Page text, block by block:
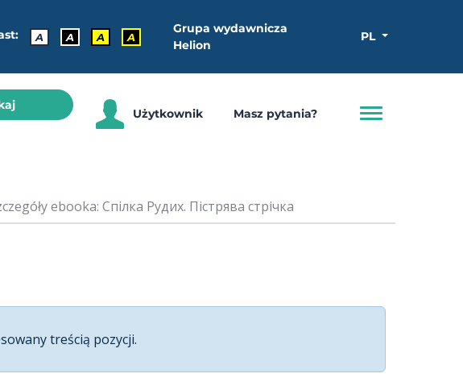
A A A A
Grupa wydawnicza
Helion
PL
Użytkownik Masz pytania?
ebooka: Спілка Рудих. Пістрява стрічка
treścią pozycji.